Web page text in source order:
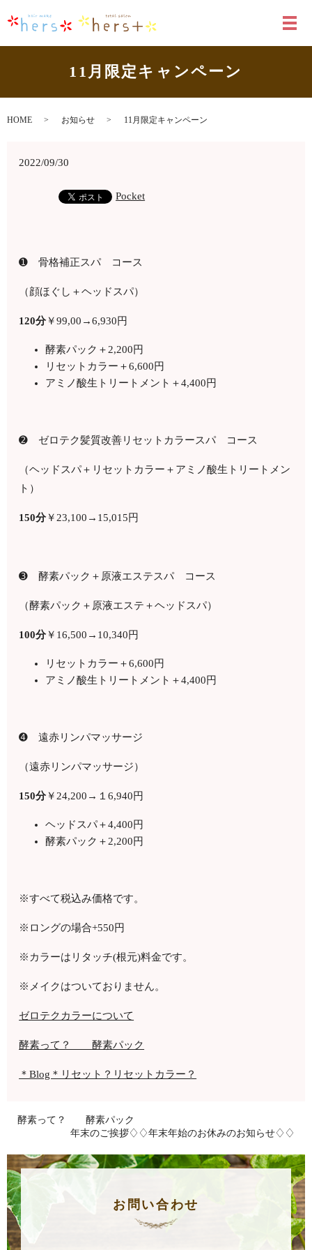
メ
11月限定キャンペーン
HOME お知らせ 11月限定キャンペーン
2022/09/30
Pocket
➊ 骨格補正スパ コース
（顔ほぐし＋ヘッドスパ）
120分￥99,00 →6,930円
酵素パック＋ 2,200円
リセットカラー＋6,600円
アミノ酸生トリートメント＋4,400円
➋ ゼロテク髪質改善リセットカラースパ コース
（ヘッドスパ＋リセットカラー＋アミノ酸生トリートメン
ト）
150分￥ 23,100 →15,015円
➌ 酵素パック＋原液エステスパ コース
（酵素パック＋原液エステ＋ヘッドスパ）
100分￥ 16,500 →10,340円
リセットカラー＋6,600円
アミノ酸生トリートメント＋4,400円
➍ 遠赤リンパマッサージ
（遠赤リンパマッサージ）
150分￥ 24,200 →１6,940円
ヘッドスパ＋4,400円
酵素パック＋ 2,200円
※すべて税込み価格です。
※ロングの場合+550円
※カラーはリタッチ(根元)料金です。
※メイクはついておりません。
ゼロテクカラーについて
酵素って？ 酵素パック
＊Blog＊リセット？リセットカラー？
酵素って？ 酵素パック
年末のご挨拶♢♢年末年始のお休みのお知らせ♢♢
お問い合わせ